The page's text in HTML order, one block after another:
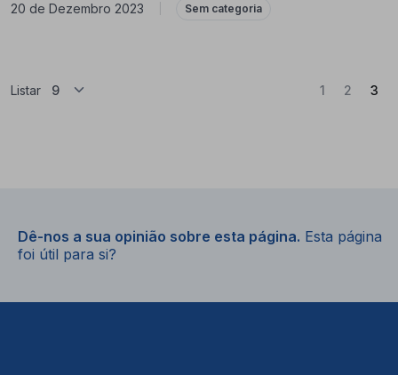
20 de Dezembro 2023 Sem categoria
Listar 1 2 3
Dê-nos a sua opinião sobre esta página. Esta página
foi útil para si?